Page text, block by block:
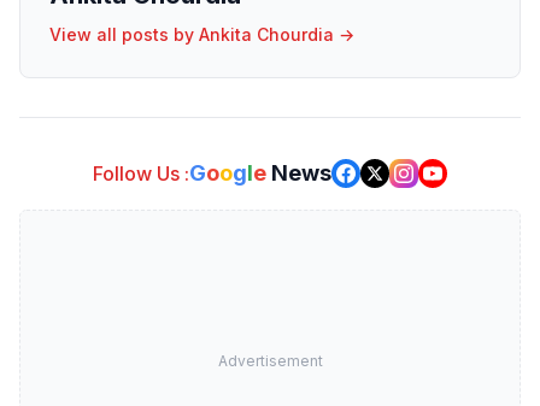
View all posts by Ankita Chourdia →
Follow Us :Google News
Advertisement